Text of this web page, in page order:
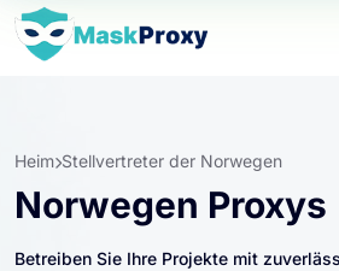
Heim Stellvertreter der Norwegen
Norwegen Proxys
Betreiben Sie Ihre Projekte mit